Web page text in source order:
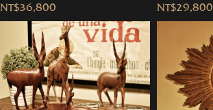
NT$36,800 NT$29,800